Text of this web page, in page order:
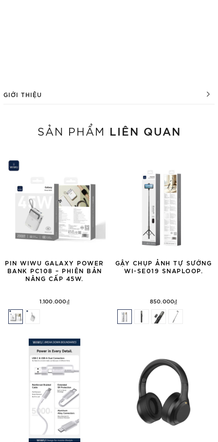
GIỚI THIỆU
SẢN PHẨM LIÊN QUAN
PIN WIWU GALAXY POWER
BANK PC108 – PHIÊN BẢN
NÂNG CẤP 45W.
1.100.000₫
GẬY CHỤP ẢNH TỰ SƯỚNG
WI-SE019 SNAPLOOP.
850.000₫